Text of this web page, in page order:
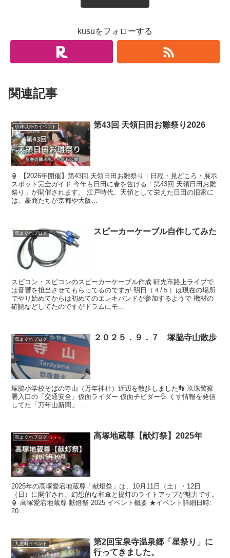
kusuをフォローする
関連記事
玖珠以外のイベント 第43回 天領日田お雛祭り2026
🏮 【2026年開催】第43回 天領日田お雛祭り｜日程・見どころ・展示
スポット完全ガイド 今年も日田に春を告げる「第43回 天領日田お雛
祭り」が開催されます。 江戸時代、天領として栄えた日田の旧家に
は、豪商たちが京都や大阪...
気まぐれブログ スピーカーケーブル自作してみた
スピコン・スピコンのスピーカーケーブル作成 軒先市路上ライブで
は音響を担当させてもらってるのですが 明日（４/５）は現在の場所
でやり始めてからは初めてのエレキバンドが参加するようで 機材の
確認などしてたのですがドラムにモ...
気まぐれブログ ２０２５．９．７ 塚脇寺山散歩
塚脇小学校そばの寺山（万年神社）近辺を散歩しました👣 玖珠警察
署入口の「交通安全」仮面ライダー 仮面チビダー💦 くす情報を発信
してた「万年山新聞」 ...
気まぐれブログ 高塚地蔵尊【献灯祭】2025年
2025年の高塚愛宕地蔵尊「献燈祭」は、10月11日（土）・12日
（日）に開催され、幻想的な和傘と提灯のライトアップが魅力です。
🏮 高塚愛宕地蔵尊 献燈祭 2025 イベント概要 ★イベント詳細​日時:
20...
九重町イベント
第2回宝泉寺温泉郷「星祭り」に
行ってきました。